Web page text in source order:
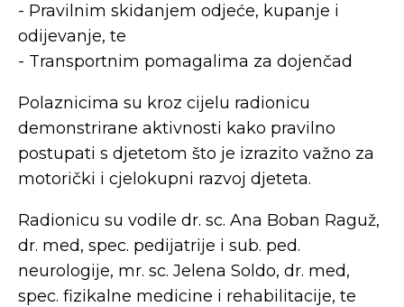
- Pravilnim skidanjem odjeće, kupanje i
odijevanje, te
- Transportnim pomagalima za dojenčad
Polaznicima su kroz cijelu radionicu
demonstrirane aktivnosti kako pravilno
postupati s djetetom što je izrazito važno za
motorički i cjelokupni razvoj djeteta.
Radionicu su vodile dr. sc. Ana Boban Raguž,
dr. med, spec. pedijatrije i sub. ped.
neurologije, mr. sc. Jelena Soldo, dr. med,
spec. fizikalne medicine i rehabilitacije, te